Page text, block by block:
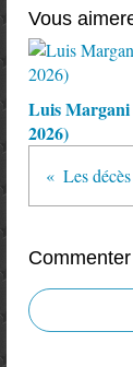
Vous
Luis Margani
2026)
Les